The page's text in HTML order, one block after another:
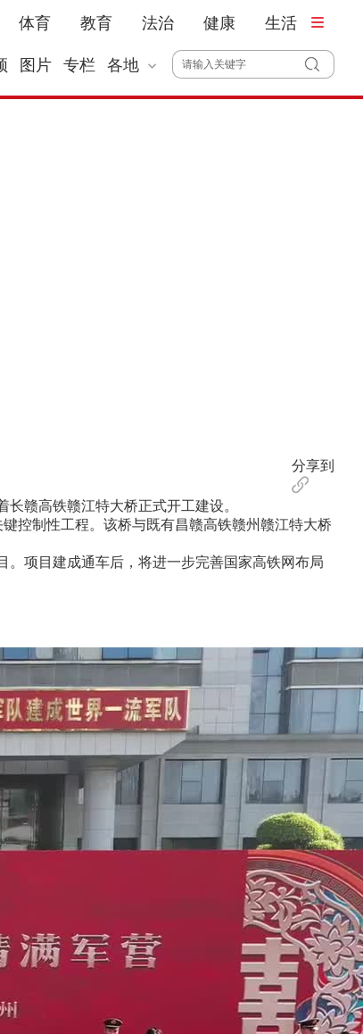
体育 教育 法治 健康 生活
图片 专栏 各地
分享到
赣高铁赣江特大桥正式开工建设。
控制性工程。该桥与既有昌赣高铁赣州赣江特大桥
项目建成通车后，将进一步完善国家高铁网布局